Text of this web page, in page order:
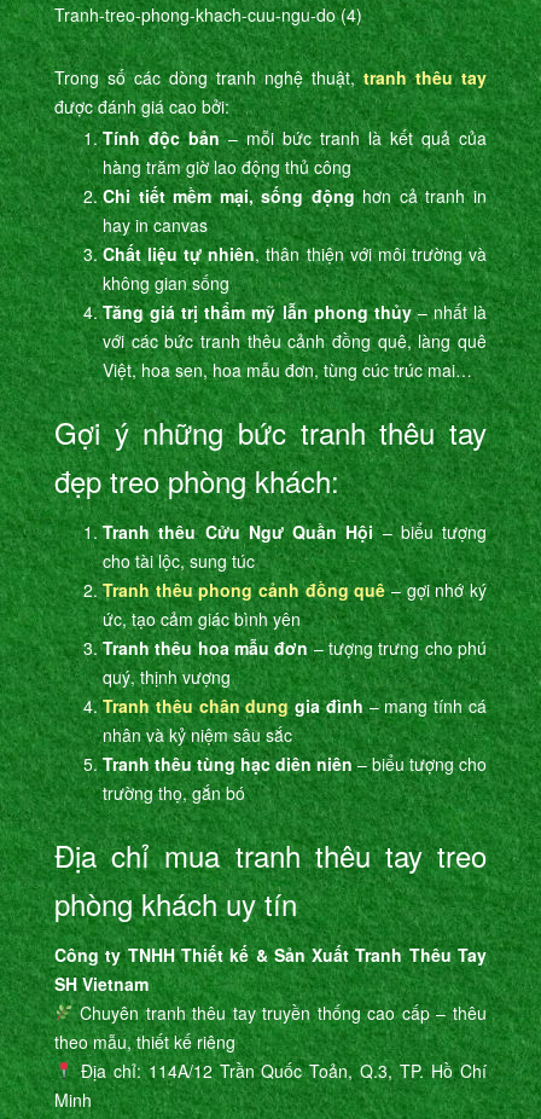
Tranh-treo-phong-khach-cuu-ngu-do (4)
Trong số các dòng tranh nghệ thuật,tranh thêu tay
được đánh giá cao bởi:
Tính độc bản– mỗi bức tranh là kết quả của
hàng trăm giờ lao động thủ công
Chi tiết mềm mại, sống độnghơn cả tranh in
hay in canvas
Chất liệu tự nhiên, thân thiện với môi trường và
không gian sống
Tăng giá trị thẩm mỹ lẫn phong thủy– nhất là
với các bức tranh thêu cảnh đồng quê, làng quê
Việt, hoa sen, hoa mẫu đơn, tùng cúc trúc mai…
Gợi ý những bức tranh thêu tay
đẹp treo phòng khách:
Tranh thêu Cửu Ngư Quần Hội– biểu tượng
cho tài lộc, sung túc
Tranh thêu phong cảnh đồng quê– gợi nhớ ký
ức, tạo cảm giác bình yên
Tranh thêu hoa mẫu đơn– tượng trưng cho phú
quý, thịnh vượng
Tranh thêu chân dunggia đình– mang tính cá
nhân và kỷ niệm sâu sắc
Tranh thêu tùng hạc diên niên– biểu tượng cho
trường thọ, gắn bó
Địa chỉ mua tranh thêu tay treo
phòng khách uy tín
Công ty TNHH Thiết kế & Sản Xuất Tranh Thêu Tay
SH Vietnam
Chuyên tranh thêu tay truyền thống cao cấp – thêu
theo mẫu, thiết kế riêng
Địa chỉ: 114A/12 Trần Quốc Toản, Q.3, TP. Hồ Chí
Minh